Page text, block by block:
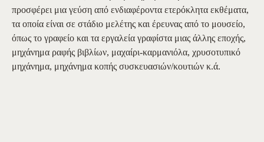
προσφέρει μια γεύση από ενδιαφέροντα ετερόκλητα εκθέματα,
τα οποία είναι σε στάδιο μελέτης και έρευνας από το μουσείο,
όπως το γραφείο και τα εργαλεία γραφίστα μιας άλλης εποχής,
μηχάνημα ραφής βιβλίων, μαχαίρι-καρμανιόλα, χρυσοτυπικό
μηχάνημα, μηχάνημα κοπής συσκευασιών/κουτιών κ.ά.